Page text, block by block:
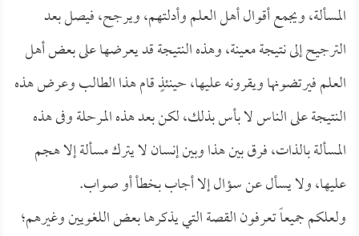
المسألة، ويجمع أقوال أهل العلم وأدلتهم، ويرجح، فيصل بعد
الترجيح إلى نتيجة معينة، وهذه النتيجة قد يعرضها على بعض أهل
العلم فيرتضونها ويقرونه عليها، حينئذٍ قام هذا الطالب وعرض هذه
النتيجة على الناس لا بأس بذلك، لكن بعد هذه المرحلة وفى هذه
المسألة بالذات، فرق بين هذا وبين إنسان لا يترك مسألة إلا هجم
عليها، ولا يسأل عن سؤال إلا أجاب بخطأ أو صواب.
ولعلكم جميعاً تعرفون القصة التي يذكرها بعض اللغويين وغيرهم؛